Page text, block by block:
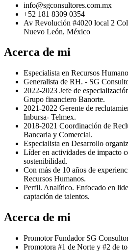
info@sgconsultores.com.mx
+52 181 8309 0354
Av Revolución #4020 local 2
Nuevo León, México
Acerca de mi
Especialista en Recursos
Generalista de RH. - SG
2022-2023 Jefe de
Grupo financiero Banorte.
2021-2022 Gerente de
Inbursa- Telmex.
2018-2021 Coordinación de
Bancaria y Comercial.
Especialista en Desarrollo
Líder en actividades de impacto
sostenibilidad.
Con más de 10 años de
Recursos Humanos.
Perfil. Analítico. Enfocado en
captación de talentos.
Acerca de mi
Promotor Fundador SG
Promotora #1 de Norte y #2 de